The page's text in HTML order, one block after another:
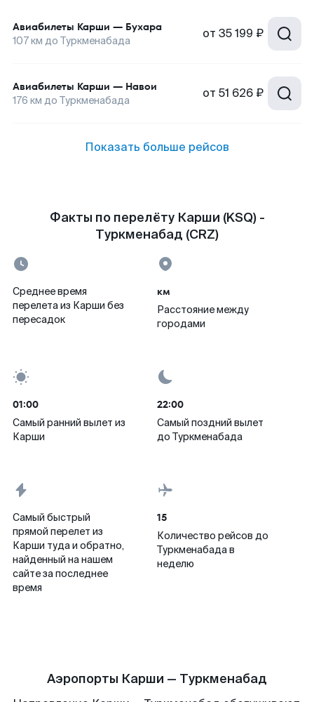
Авиабилеты Карши — Бухара
107км до Туркменабада от 35 199 ₽
Авиабилеты Карши — Навои
176 км до Туркменабада от 51 626 ₽
Показать больше рейсов
Факты по перелёту Карши (KSQ) -
Туркменабад (CRZ)
Среднее время
перелета из Карши без
пересадок
км
Расстояние между
городами
01:00
Самый ранний вылет из
Карши
22:00
Самый поздний вылет
до Туркменабада
Самый быстрый
прямой перелет из
Карши туда и обратно,
найденный на нашем
сайте за последнее
время
15
Количество рейсов до
Туркменабада в
неделю
Аэропорты Карши — Туркменабад